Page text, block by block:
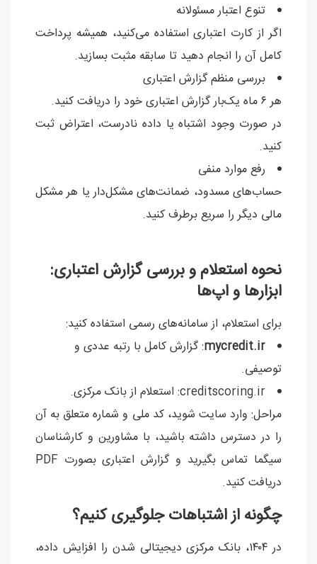
تنوع اعتبار مسئولانه
اگر از کارت اعتباری استفاده می‌کنید، همیشه پرداخت
کامل آن را انجام دهید تا سابقه مثبت بسازید.
بررسی منظم گزارش اعتباری
هر ۶ ماه یک‌بار گزارش اعتباری خود را دریافت کنید.
در صورت وجود اشتباه یا داده نادرست، اعتراض ثبت
کنید.
رفع موارد منفی
حساب‌های مسدود، ضمانت‌های مشکل‌دار یا هر مشکل
مالی دیگر را سریع برطرف کنید.
نحوه استعلام و بررسی گزارش اعتباری:
ابزارها و اپ‌ها
برای استعلام، از سامانه‌های رسمی استفاده کنید:
mycredit.ir: گزارش کامل با رتبه عددی و
توصیفی.
creditscoring.ir: استعلام از بانک مرکزی.
مراحل: وارد سایت شوید، کد ملی و شماره متعلق به آن
را در دسترس داشته باشید، با مشاورین و کارشناسان
سیگما تماس بگیرید و گزارش اعتباری بصورت PDF
دریافت کنید.
چگونه از اشتباهات جلوگیری کنیم؟
در ۱۴۰۴، بانک مرکزی دیجیتالی شدن را افزایش داده،